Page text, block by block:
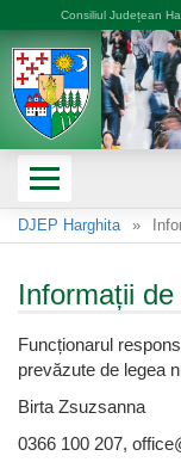
DJEP Harghita
Informații
Funcționarul
prevăzute de legea
Birta Zsuzsanna
0366 100 207,
Consiliul Județean